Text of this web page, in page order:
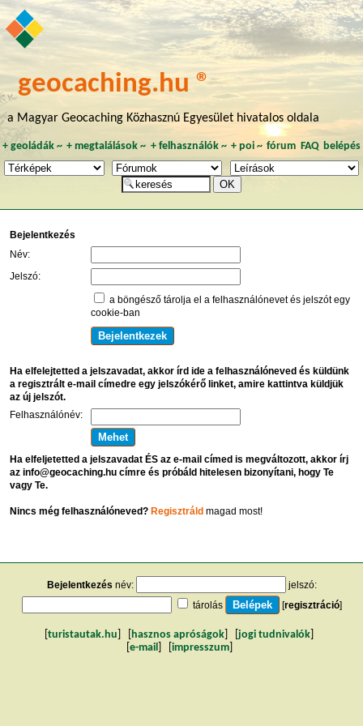
geocaching.hu ®
a Magyar Geocaching Közhasznú Egyesület hivatalos oldala
+ geoládák~ +megtalálások ~ + felhasználók~ + poi~ fórum FAQ belépés
Bejelentkezés
Név:
Jelszó:
a böngésző tárolja el a felhasználónevet és jelszót egy
cookie-ban
Ha elfelejtetted a jelszavadat, akkor írd ide a felhasználóneved és küldünk
a regisztrált e-mail címedre egy jelszókérő linket, amire kattintva küldjük
az új jelszót.
Felhasználónév:
Ha elfeljetetted a jelszavadat ÉS az e-mail címed is megváltozott, akkor írj
az info@geocaching.hu címre és próbáld hitelesen bizonyítani, hogy Te
vagy Te.
Nincs még felhasználóneved? Regisztráldmagad most!
Bejelentkezés név:
jelszó:
tárolás
[regisztráció]
turistautak.hu hasznos apróságok jogi tudnivalók
e-mail impresszum]